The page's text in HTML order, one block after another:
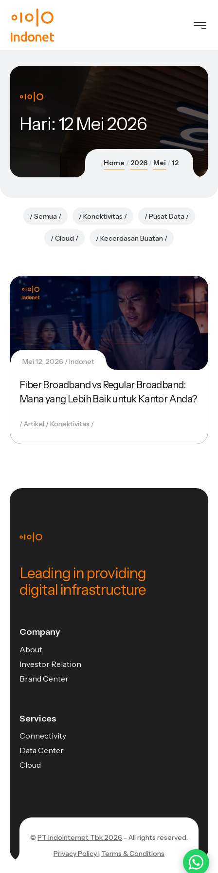
Hari: 12 Mei 2026
Home 2026 Mei 12
Semua Konektivitas Pusat Data
Cloud Kecerdasan Buatan
Mei 12, 2026 Indonet
Fiber Broadband vs Regular Broadband:
Mana yang Lebih Baik untuk Kantor Anda?
Artikel Konektivitas
Leading in providing
digital infrastructure
Company
About
Investor Relation
Brand Center
Services
Connectivity
Data Center
Cloud
© PT Indointernet Tbk 2026 - All rights reserved.
Privacy Policy | Terms & Conditions